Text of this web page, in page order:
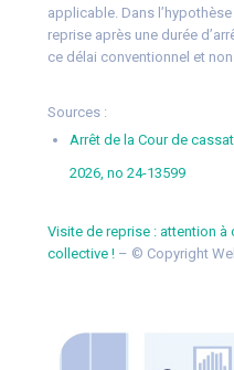
applicable. Dans
reprise après une durée
ce délai conventionnel et
Sources :
Arrêt de la Cour de
2026, no 24-13599
Visite de reprise : attention
collective ! – © Copyright